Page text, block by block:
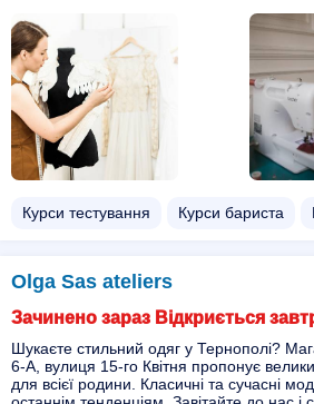
Курси тестування Курси бариста
Olga Sas ateliers
Зачинено зараз Відкриється
Шукаєте стильний одяг у Тернополі?
6-А, вулиця 15-го Квітня пропонує
для всієї родини. Класичні та сучасні